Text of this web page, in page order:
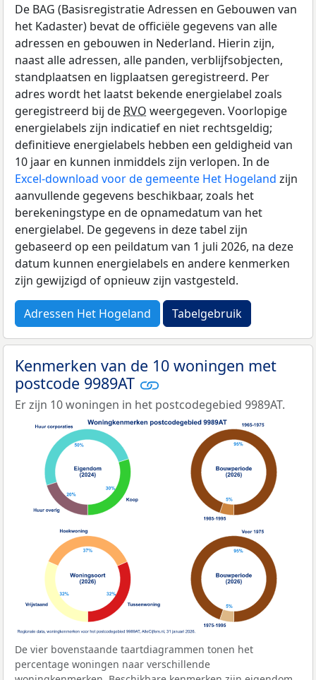
De BAG (Basisregistratie Adressen en Gebouwen van
het Kadaster) bevat de officiële gegevens van alle
adressen en gebouwen in Nederland. Hierin zijn,
naast alle adressen, alle panden, verblijfsobjecten,
standplaatsen en ligplaatsen geregistreerd. Per
adres wordt het laatst bekende energielabel zoals
geregistreerd bij de RVO weergegeven. Voorlopige
energielabels zijn indicatief en niet rechtsgeldig;
definitieve energielabels hebben een geldigheid van
10 jaar en kunnen inmiddels zijn verlopen. In de
Excel-download voor de gemeente Het Hogeland zijn
aanvullende gegevens beschikbaar, zoals het
berekeningstype en de opnamedatum van het
energielabel. De gegevens in deze tabel zijn
gebaseerd op een peildatum van 1 juli 2026, na deze
datum kunnen energielabels en andere kenmerken
zijn gewijzigd of opnieuw zijn vastgesteld.
Adressen Het Hogeland Tabelgebruik
Kenmerken van de 10 woningen met
postcode 9989AT
Er zijn 10 woningen in het postcodegebied 9989AT.
De vier bovenstaande taartdiagrammen tonen het
percentage woningen naar verschillende